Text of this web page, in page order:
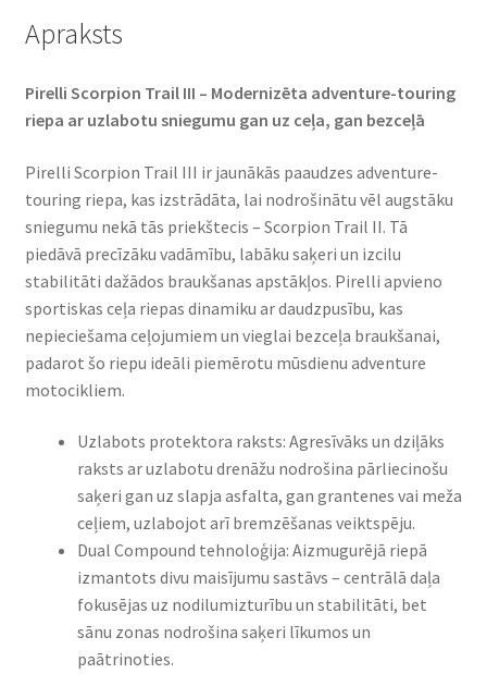
Apraksts
Pirelli Scorpion Trail III – Modernizēta adventure-touring
riepa ar uzlabotu sniegumu gan uz ceļa, gan bezceļā
Pirelli Scorpion Trail III ir jaunākās paaudzes adventure-
touring riepa, kas izstrādāta, lai nodrošinātu vēl augstāku
sniegumu nekā tās priekštecis – Scorpion Trail II. Tā
piedāvā precīzāku vadāmību, labāku saķeri un izcilu
stabilitāti dažādos braukšanas apstākļos. Pirelli apvieno
sportiskas ceļa riepas dinamiku ar daudzpusību, kas
nepieciešama ceļojumiem un vieglai bezceļa braukšanai,
padarot šo riepu ideāli piemērotu mūsdienu adventure
motocikliem.
Uzlabots protektora raksts: Agresīvāks un dziļāks
raksts ar uzlabotu drenāžu nodrošina pārliecinošu
saķeri gan uz slapja asfalta, gan grantenes vai meža
ceļiem, uzlabojot arī bremzēšanas veiktspēju.
Dual Compound tehnoloģija: Aizmugurējā riepā
izmantots divu maisījumu sastāvs – centrālā daļa
fokusējas uz nodilumizturību un stabilitāti, bet
sānu zonas nodrošina saķeri līkumos un
paātrinoties.